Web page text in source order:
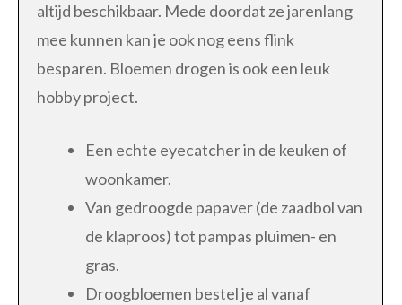
altijd beschikbaar. Mede doordat ze jarenlang
mee kunnen kan je ook nog eens flink
besparen. Bloemen drogen is ook een leuk
hobby project.
Een echte eyecatcher in de keuken of
woonkamer.
Van gedroogde papaver (de zaadbol van
de klaproos) tot pampas pluimen- en
gras.
Droogbloemen bestel je al vanaf